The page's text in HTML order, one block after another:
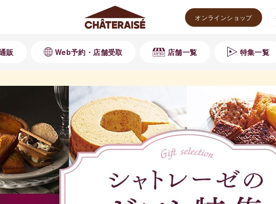
オンラインショップ
販 Web予約・店舗受取 店舗一覧 特集一覧